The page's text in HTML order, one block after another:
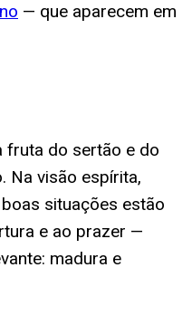
— que aparecem em
fruta do sertão e do
Na visão espírita,
situações estão
e ao prazer —
madura e